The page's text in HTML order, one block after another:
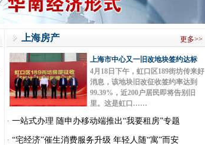
上海房产 更多>>
上海市中心又一旧改地块签约达标
4月18日下午，虹口区189街坊传来好
消息，该地块旧改征收签约率达到
99.39%，近200户居民即将告别旧
里。这是虹口……
· 一站式办理 随申办移动端推出“我要租房”专题
· “宅经济”催生消费服务升级 年轻人随“寓”而安